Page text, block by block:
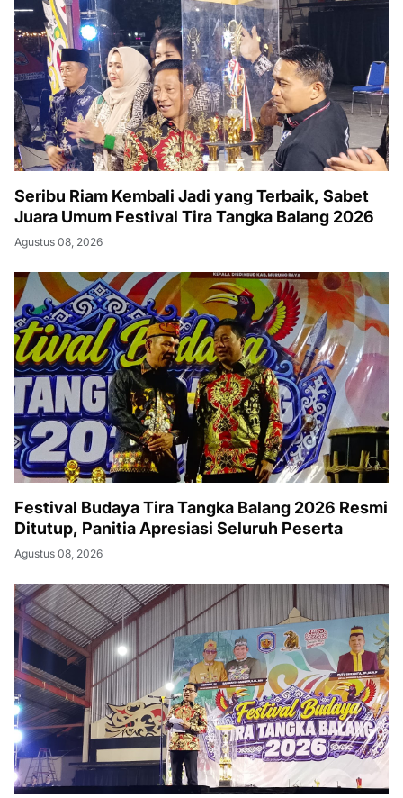
Seribu Riam Kembali Jadi yang Terbaik, Sabet
Juara Umum Festival Tira Tangka Balang 2026
Agustus 08, 2026
Festival Budaya Tira Tangka Balang 2026 Resmi
Ditutup, Panitia Apresiasi Seluruh Peserta
Agustus 08, 2026